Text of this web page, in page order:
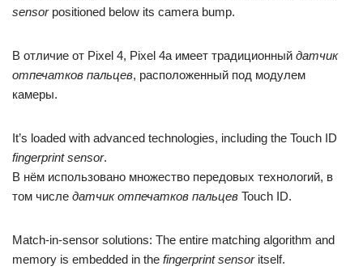
sensorpositioned below its camera bump.
В отличие от Pixel 4, Pixel 4a имеет традиционный датчик
отпечатков пальцев, расположенный под модулем
камеры.
It’s loaded with advanced technologies, including the Touch ID
fingerprint sensor.
В нём использовано множество передовых технологий, в
том числе датчик отпечатков пальцев Touch ID.
Match-in-sensor solutions: The entire matching algorithm and
memory is embedded in the fingerprint sensoritself.